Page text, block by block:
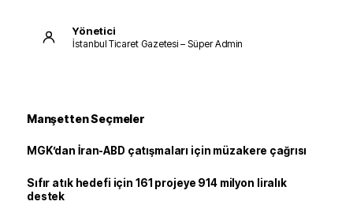
Yönetici
İstanbul Ticaret Gazetesi – Süper Admin
Manşetten Seçmeler
MGK’dan İran-ABD çatışmaları için müzakere çağrısı
Sıfır atık hedefi için 161 projeye 914 milyon liralık
destek